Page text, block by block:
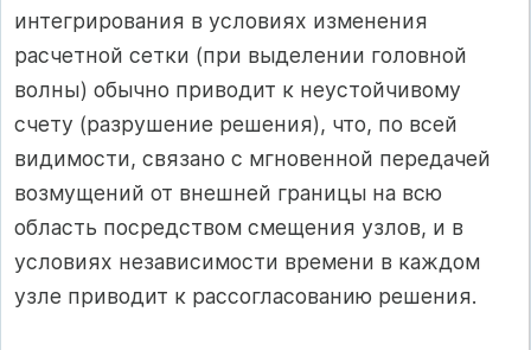
интегрирования в условиях изменения
расчетной сетки (при выделении головной
волны) обычно приводит к неустойчивому
счету (разрушение решения), что, по всей
видимости, связано с мгновенной передачей
возмущений от внешней границы на всю
область посредством смещения узлов, и в
условиях независимости времени в каждом
узле приводит к рассогласованию решения.